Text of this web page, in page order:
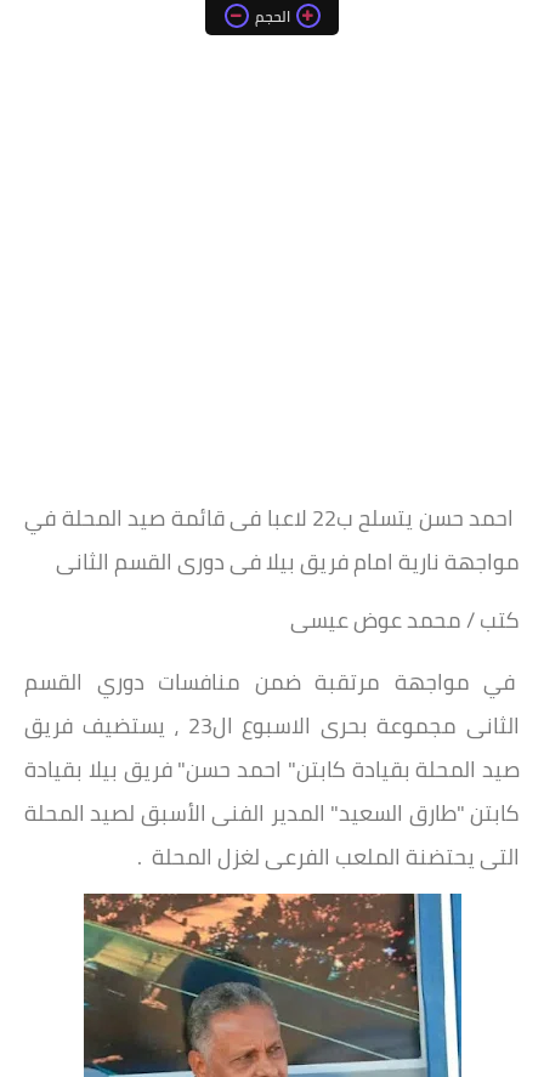
الحجم
احمد حسن يتسلح ب22 لاعبا فى قائمة صيد المحلة في
مواجهة نارية امام فريق بيلا فى دورى القسم الثانى
كتب / محمد عوض عيسى
في مواجهة مرتقبة ضمن منافسات دوري القسم
الثانى مجموعة بحرى الاسبوع ال23 ، يستضيف فريق
صيد المحلة بقيادة كابتن" احمد حسن" فريق بيلا بقيادة
كابتن "طارق السعيد" المدير الفنى الأسبق لصيد المحلة
التى يحتضنة الملعب الفرعى لغزل المحلة .